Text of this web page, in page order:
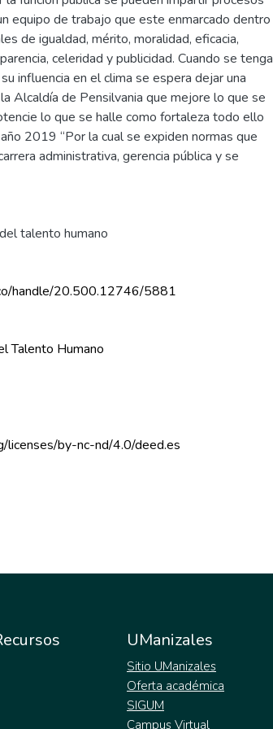
equipo de trabajo que este enmarcado dentro
de igualdad, mérito, moralidad, eficacia,
celeridad y publicidad. Cuando se tenga
influencia en el clima se espera dejar una
Alcaldía de Pensilvania que mejore lo que se
lo que se halle como fortaleza todo ello
2019 “Por la cual se expiden normas que
administrativa, gerencia pública y se
talento humano
handle/20.500.12746/5881
Talento Humano
licenses/by-nc-nd/4.0/deed.es
UManizales
Sitio UManizales
Oferta académica
SIGUM
Campus Virtual